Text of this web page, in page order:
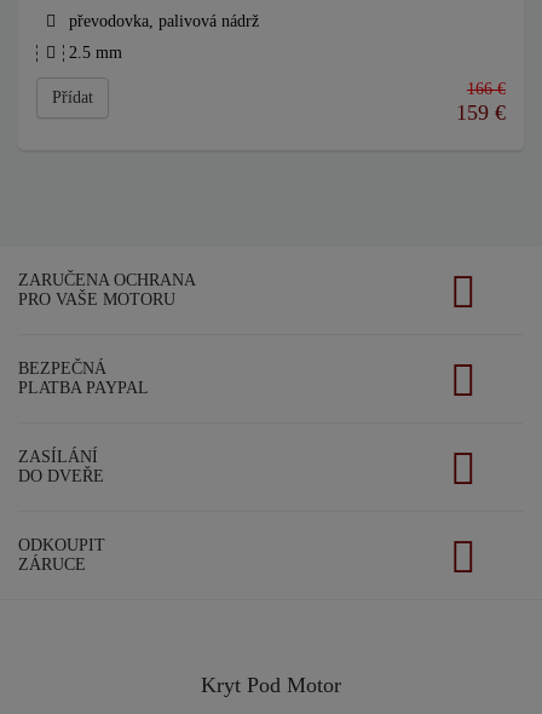
převodovka, palivová nádrž
2.5 mm
Přídat 166 €
159 €
ZARUČENA OCHRANA
PRO VAŠE MOTORU
BEZPEČNÁ
PLATBA PAYPAL
ZASÍLÁNÍ
DO DVEŘE
ODKOUPIT
ZÁRUCE
Kryt Pod Motor